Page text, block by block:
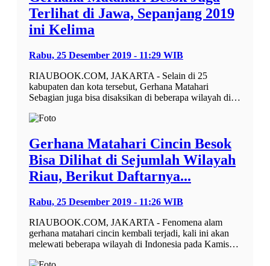
Terlihat di Jawa, Sepanjang 2019
ini Kelima
Rabu, 25 Desember 2019 - 11:29 WIB
RIAUBOOK.COM, JAKARTA - Selain di 25
kabupaten dan kota tersebut, Gerhana Matahari
Sebagian juga bisa disaksikan di beberapa wilayah di…
Gerhana Matahari Cincin Besok
Bisa Dilihat di Sejumlah Wilayah
Riau, Berikut Daftarnya...
Rabu, 25 Desember 2019 - 11:26 WIB
RIAUBOOK.COM, JAKARTA - Fenomena alam
gerhana matahari cincin kembali terjadi, kali ini akan
melewati beberapa wilayah di Indonesia pada Kamis…